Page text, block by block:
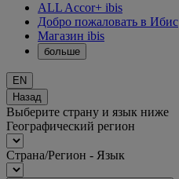
ALL Accor+ ibis
Добро пожаловать в Ибис
Магазин ibis
больше
EN
Назад
Выберите страну и язык ниже
Географический регион
Страна/Регион - Язык